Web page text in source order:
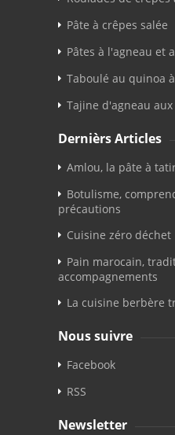
Pâte à crêpes salée
Pâtes à l'agneau et
Taboulé au quinoa
Tajine d'agneau
Dernièrs Articles
Amlou, la pâte à
Botulisme,
précautions
Cuisine zéro déchet
Pain marocain,
accompagnements
La cuisine berbère
Nous suivre
Facebook
RSS
Newsletter